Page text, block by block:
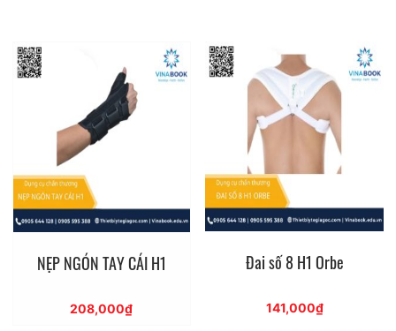
NẸP NGÓN TAY CÁI H1
208,000₫
Đai số 8 H1 Orbe
141,000₫